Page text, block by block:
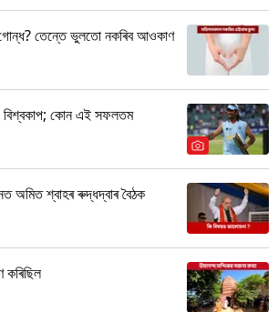
গোন্ধ? তেন্তে ভুলতো নকৰিব আওকাণ
বিশ্বকাপ; কোন এই সফলতম
অমিত শ্বাহৰ ৰুদ্ধদ্বাৰ বৈঠক
কৰিছিল